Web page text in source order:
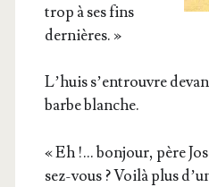
trop à ses fins
dernières. »
L’huis s’en­trouvre
barbe blanche.
« Eh !… bon­jour, père
sez-vous ? Voi­là plus